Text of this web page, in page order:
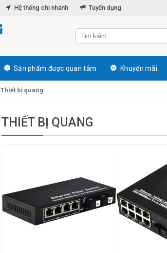
Hệ thống chi nhánh Tuyển dụng
Sản phẩm được quan tâm Khuyến mãi
Thiết bị quang
THIẾT BỊ QUANG